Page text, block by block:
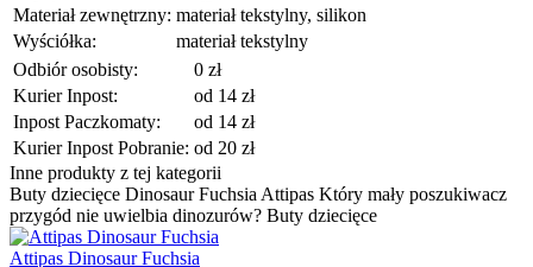
Materiał zewnętrzny: materiał tekstylny, silikon
Wyściółka:
materiał tekstylny
Odbiór osobisty:
0 zł
Kurier Inpost:
od 14 zł
Inpost Paczkomaty:
od 14 zł
Kurier Inpost Pobranie: od 20 zł
Inne produkty z tej kategorii
Buty dziecięce Dinosaur Fuchsia Attipas Który mały poszukiwacz
przygód nie uwielbia dinozurów? Buty dziecięce
Attipas Dinosaur Fuchsia